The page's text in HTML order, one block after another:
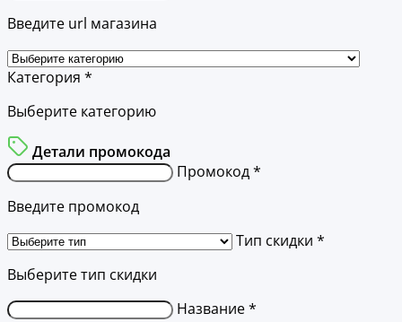
Введите url магазина
Категория *
Выберите категорию
Детали промокода
Промокод *
Введите промокод
Тип скидки *
Выберите тип скидки
Название *